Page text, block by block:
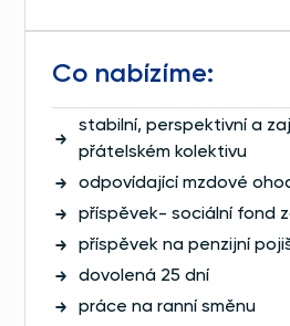
Co nabízíme:
stabilní, perspektivní a
přátelském kolektivu
odpovídající mzdové
příspěvek- sociální fond
příspěvek na penzijní
dovolená 25 dní
práce na ranní směnu